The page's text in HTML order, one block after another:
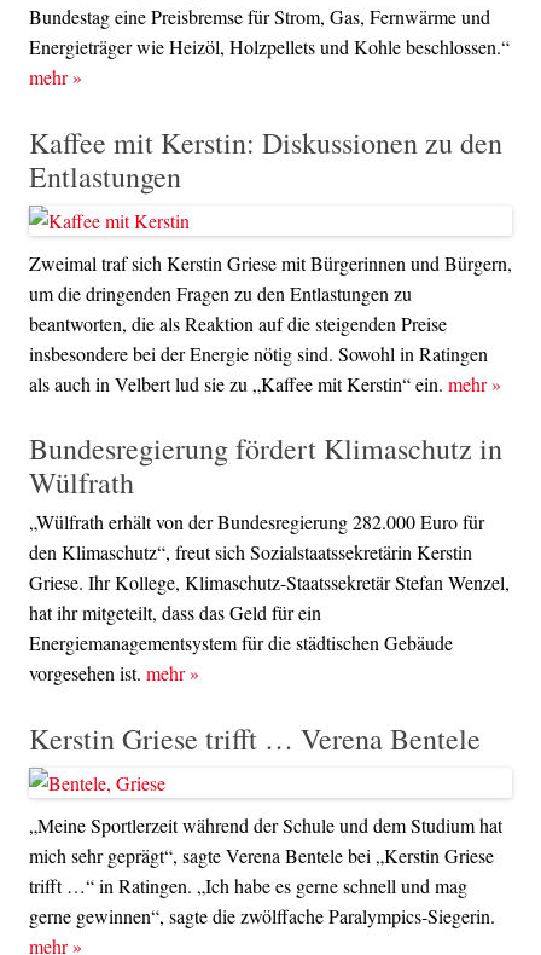
Bundestag eine Preisbremse für Strom, Gas, Fernwärme und
Energieträger wie Heizöl, Holzpellets und Kohle beschlossen.“
mehr»
Kaffee mit Kerstin: Diskussionen zu den
Entlastungen
Zweimal traf sich Kerstin Griese mit Bürgerinnen und Bürgern,
um die dringenden Fragen zu den Entlastungen zu
beantworten, die als Reaktion auf die steigenden Preise
insbesondere bei der Energie nötig sind. Sowohl in Ratingen
als auch in Velbert lud sie zu „Kaffee mit Kerstin“ ein. mehr»
Bundesregierung fördert Klimaschutz in
Wülfrath
„Wülfrath erhält von der Bundesregierung 282.000 Euro für
den Klimaschutz“, freut sich Sozialstaatssekretärin Kerstin
Griese. Ihr Kollege, Klimaschutz-Staatssekretär Stefan Wenzel,
hat ihr mitgeteilt, dass das Geld für ein
Energiemanagementsystem für die städtischen Gebäude
vorgesehen ist. mehr»
Kerstin Griese trifft … Verena Bentele
„Meine Sportlerzeit während der Schule und dem Studium hat
mich sehr geprägt“, sagte Verena Bentele bei „Kerstin Griese
trifft …“ in Ratingen. „Ich habe es gerne schnell und mag
gerne gewinnen“, sagte die zwölffache Paralympics-Siegerin.
mehr»